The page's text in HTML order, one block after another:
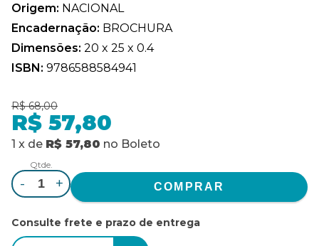
Origem: NACIONAL
Encadernação: BROCHURA
Dimensões: 20 x 25 x 0.4
ISBN: 9786588584941
R$ 68,00
R$ 57,80
1 x de R$ 57,80 no Boleto
Qtde.
- +
Consulte frete e prazo de entrega